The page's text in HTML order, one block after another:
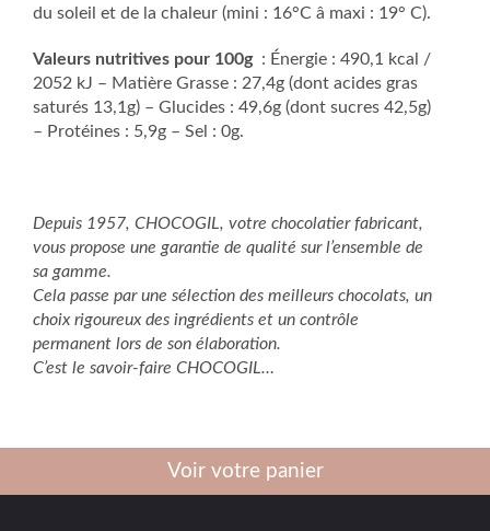
du soleil et de la chaleur (mini : 16°C â maxi : 19° C).
Valeurs nutritives pour 100g: Énergie : 490,1 kcal /
2052 kJ – Matière Grasse : 27,4g (dont acides gras
saturés 13,1g) – Glucides : 49,6g (dont sucres 42,5g)
– Protéines : 5,9g – Sel : 0g.
Depuis 1957, CHOCOGIL, votre chocolatier fabricant,
vous propose une garantie de qualité sur l’ensemble de
sa gamme.
Cela passe par une sélection des meilleurs chocolats, un
choix rigoureux des ingrédients et un contrôle
permanent lors de son élaboration.
C’est le savoir-faire CHOCOGIL…
Voir votre panier